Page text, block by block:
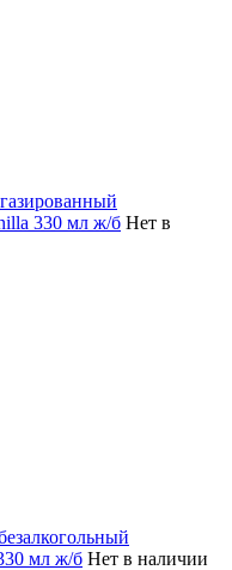
330 мл ж/б Нет в
мл ж/б Нет в наличии